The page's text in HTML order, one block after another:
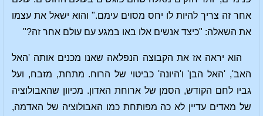
אחר זה צריך להיות לו יחס מסוים עימם." והוא ישאל את עצמו
את השאלה: "כיצד אנשים אלו באו במגע עם עולם אחר זה?"
הוא יראה אז את הקבוצה הנפלאה שאנו מכנים אותה 'האל
האב', 'האל הבן' ו'היונה' כביטוי של הרוח. מתחת, מזבח, ועל
גביו לחם הקודש, הסמן של ארוחת האדון. מכיוון שהאבולוציה
של מאדים עדיין לא כה מפותחת כמו האבולוציה של האדמה,